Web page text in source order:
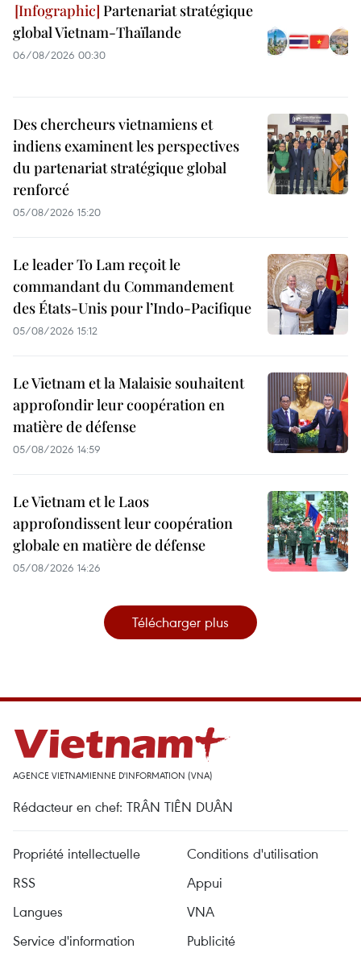
Partenariat stratégique
global Vietnam-Thaïlande
06/08/2026 00:30
Des chercheurs vietnamiens et
indiens examinent les perspectives
du partenariat stratégique global
renforcé
05/08/2026 15:20
Le leader To Lam reçoit le
commandant du Commandement
des États-Unis pour l’Indo-Pacifique
05/08/2026 15:12
Le Vietnam et la Malaisie souhaitent
approfondir leur coopération en
matière de défense
05/08/2026 14:59
Le Vietnam et le Laos
approfondissent leur coopération
globale en matière de défense
05/08/2026 14:26
Télécharger plus
AGENCE VIETNAMIENNE D'INFORMATION (VNA)
Rédacteur en chef: TRÂN TIÊN DUÂN
Propriété intellectuelle
Conditions d'utilisation
RSS
Appui
Langues
VNA
Service d'information
Publicité